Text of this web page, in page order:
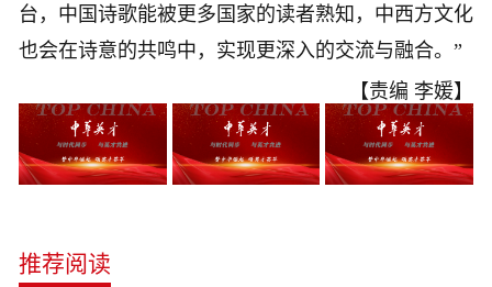
台，中国诗歌能被更多国家的读者熟知，中西方文化
也会在诗意的共鸣中，实现更深入的交流与融合。”
【责编 李媛】
推荐阅读